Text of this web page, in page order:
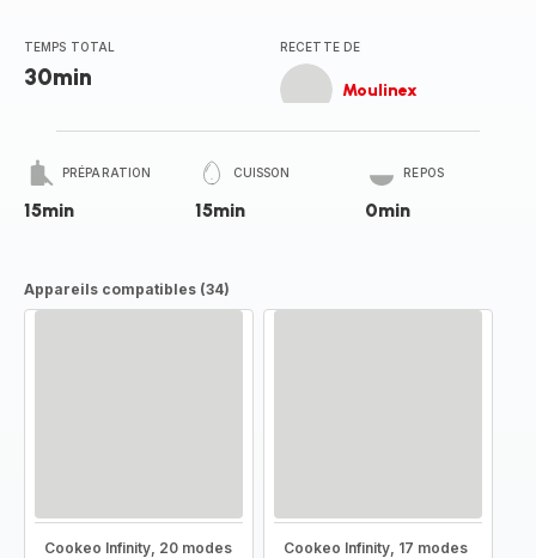
TEMPS TOTAL
30min
RECETTE DE
Moulinex
PRÉPARATION
15min
CUISSON
15min
REPOS
0min
Appareils compatibles (34)
Cookeo Infinity, 20 modes
Cookeo Infinity, 17 modes